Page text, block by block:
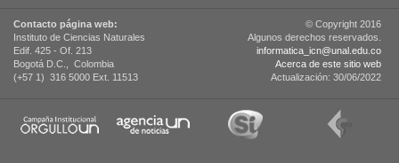
Contacto página web:
Instituto de Ciencias Naturales
Edif. 425 - Of. 213
Bogotá D.C., Colombia
(+57 1) 316 5000 Ext. 11513
© Copyright 2016
Algunos derechos reservados.
informatica_icn@unal.edu.co
Acerca de este sitio web
Actualización: 30/06/2022